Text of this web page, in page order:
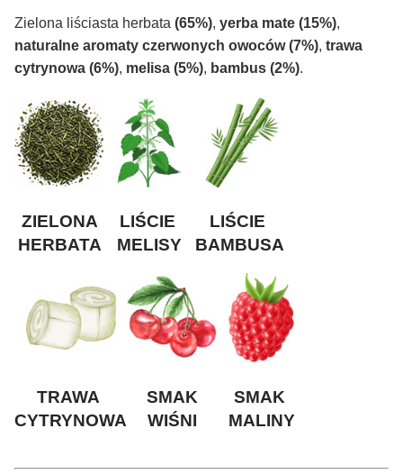
Zielona liściasta herbata (65%), yerba mate (15%),
naturalne aromaty czerwonych owoców (7%), trawa
cytrynowa (6%), melisa (5%), bambus (2%).
ZIELONA
HERBATA
LIŚCIE
MELISY
LIŚCIE
BAMBUSA
TRAWA
CYTRYNOWA
SMAK
WIŚNI
SMAK
MALINY